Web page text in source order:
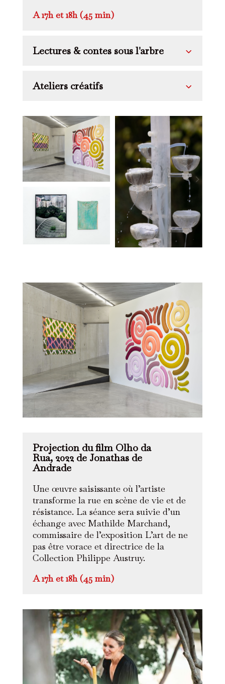
A 17h et 18h (45 min)
Lectures & contes sous l'arbre
Ateliers créatifs
Projection du film Olho da
Rua, 2022 de Jonathas de
Andrade
Une œuvre saisissante où l’artiste
transforme la rue en scène de vie et de
résistance. La séance sera suivie d’un
échange avec Mathilde Marchand,
commissaire de l’exposition L’art de ne
pas être vorace et directrice de la
Collection Philippe Austruy.
A 17h et 18h (45 min)